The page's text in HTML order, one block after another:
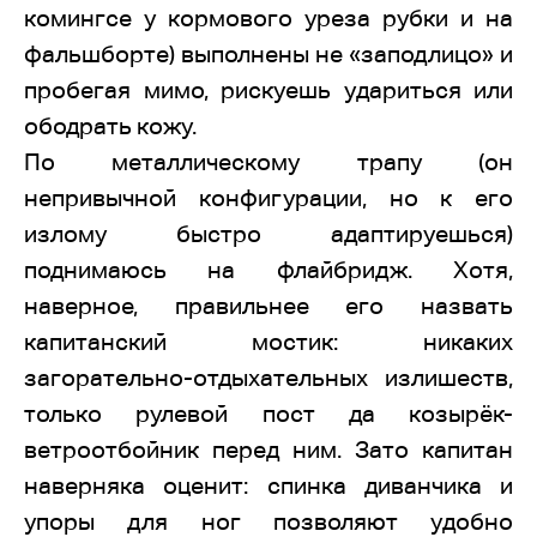
комингсе у кормового уреза рубки и на
фальшборте) выполнены не «заподлицо» и
пробегая мимо, рискуешь удариться или
ободрать кожу.
По металлическому трапу (он
непривычной конфигурации, но к его
излому быстро адаптируешься)
поднимаюсь на флайбридж. Хотя,
наверное, правильнее его назвать
капитанский мостик: никаких
загорательно-отдыхательных излишеств,
только рулевой пост да козырёк-
ветроотбойник перед ним. Зато капитан
наверняка оценит: спинка диванчика и
упоры для ног позволяют удобно